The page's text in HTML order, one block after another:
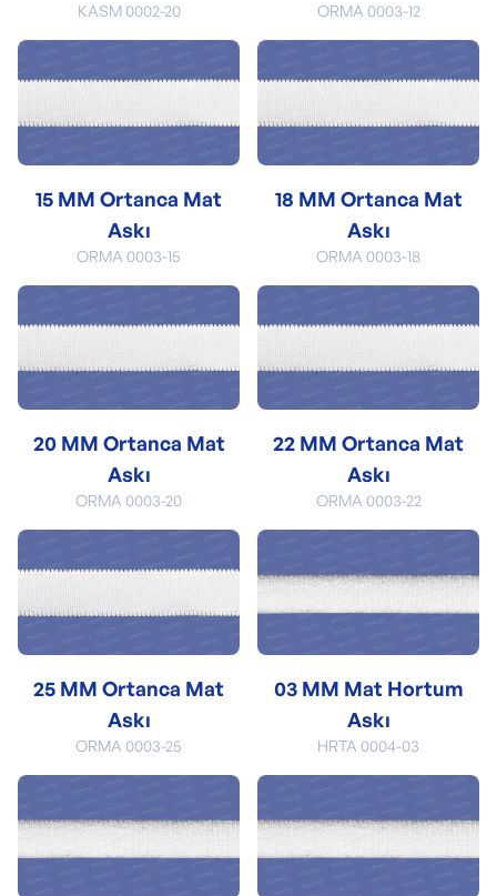
KASM 0002-20 ORMA 0003-12
15 MM Ortanca Mat
Askı
ORMA 0003-15
18 MM Ortanca Mat
Askı
ORMA 0003-18
20 MM Ortanca Mat
Askı
ORMA 0003-20
22 MM Ortanca Mat
Askı
ORMA 0003-22
25 MM Ortanca Mat
Askı
ORMA 0003-25
03 MM Mat Hortum
Askı
HRTA 0004-03